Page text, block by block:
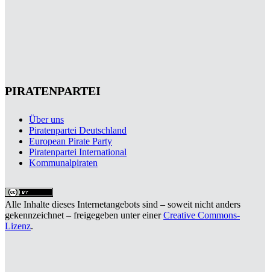
PIRATENPARTEI
Über uns
Piratenpartei Deutschland
European Pirate Party
Piratenpartei International
Kommunalpiraten
Alle Inhalte dieses Internetangebots sind – soweit nicht anders
gekennzeichnet – freigegeben unter einerCreative Commons-
Lizenz.